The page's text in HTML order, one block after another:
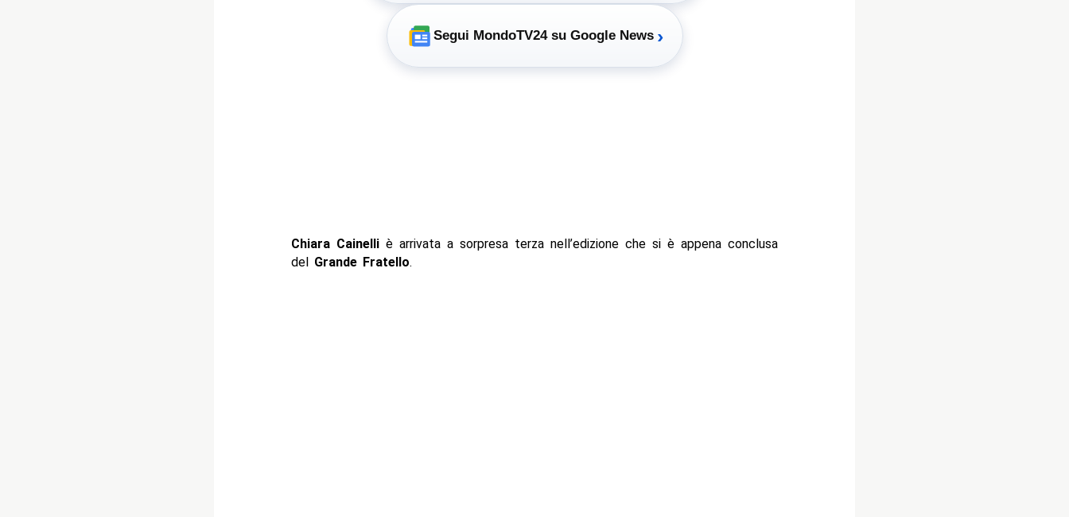
Segui MondoTV24 su Google News ›
Chiara Cainelliè arrivata a sorpresa terza nell’edizione che si è appena conclusa
del Grande Fratello.